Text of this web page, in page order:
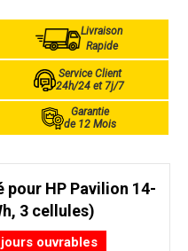
Livraison
Rapide
Service Client
24h/24 et 7j/7
Garantie
de 12 Mois
HP Pavilion 14-
3 cellules)
ouvrables